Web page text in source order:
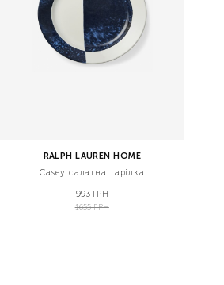
RALPH LAUREN HOME
Casey салатна тарілка
993 ГРН
1655 ГРН